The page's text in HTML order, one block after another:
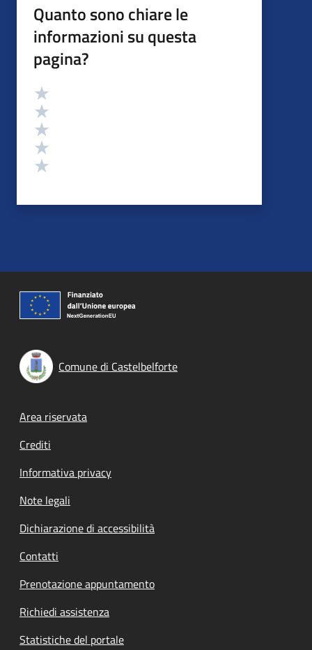
Quanto sono chiare le
informazioni su questa
pagina?
Valutazione
Comune di Castelbelforte
Footer menu
Area riservata
Crediti
Informativa privacy
Note legali
Dichiarazione di accessibilità
Contatti
Prenotazione appuntamento
Richiedi assistenza
Statistiche del portale